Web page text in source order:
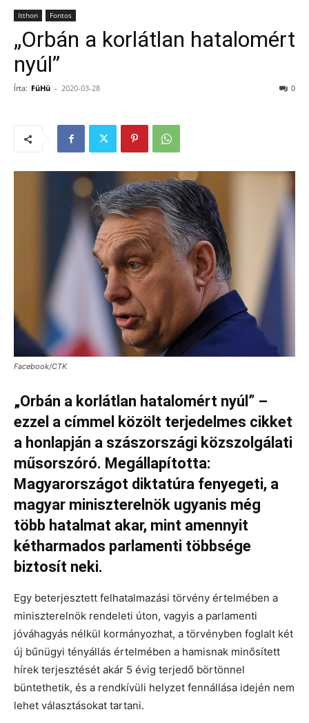
Itthon Fontos
„Orbán a korlátlan hatalomért
nyúl”
Írta: FüHü - 2020-03-28 0
Facebook/CTK
„Orbán a korlátlan hatalomért nyúl” –
ezzel a címmel közölt terjedelmes cikket
a honlapján a szászországi közszolgálati
műsorszóró. Megállapította:
Magyarországot diktatúra fenyegeti, a
magyar miniszterelnök ugyanis még
több hatalmat akar, mint amennyit
kétharmados parlamenti többsége
biztosít neki.
Egy beterjesztett felhatalmazási törvény értelmében a
miniszterelnök rendeleti úton, vagyis a parlamenti
jóváhagyás nélkül kormányozhat, a törvényben foglalt két
új bűnügyi tényállás értelmében a hamisnak minősített
hírek terjesztését akár 5 évig terjedő börtönnel
büntethetik, és a rendkívüli helyzet fennállása idején nem
lehet választásokat tartani.